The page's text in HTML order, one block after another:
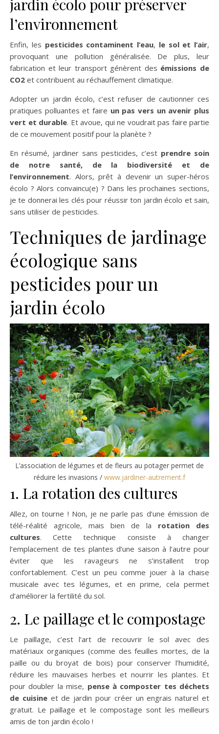
jardin écolo pour préserver
l’environnement
Enfin, les pesticides contaminent l’eau, le sol et l’air,
provoquant une pollution généralisée. De plus, leur
fabrication et leur transport génèrent des émissions de
CO2 et contribuent au réchauffement climatique.
Adopter un jardin écolo, c’est refuser de cautionner ces
pratiques polluantes et faire un pas vers un avenir plus
vert et durable. Et avoue, qui ne voudrait pas faire partie
de ce mouvement positif pour la planète ?
En résumé, jardiner sans pesticides, c’est prendre soin
de notre santé, de la biodiversité et de
l’environnement. Alors, prêt à devenir un super-héros
écolo ? Alors convaincu(e) ? Dans les prochaines sections,
je te donnerai les clés pour réussir ton jardin écolo et sain,
sans utiliser de pesticides.
Techniques de jardinage
écologique sans
pesticides pour un
jardin écolo
L’association de légumes et de fleurs au potager permet de
réduire les invasions / www.jardiner-autrement.f
1. La rotation des cultures
Allez, on tourne ! Non, je ne parle pas d’une émission de
télé-réalité agricole, mais bien de la rotation des
cultures. Cette technique consiste à changer
l’emplacement de tes plantes d’une saison à l’autre pour
éviter que les ravageurs ne s’installent trop
confortablement. C’est un peu comme jouer à la chaise
musicale avec tes légumes, et en prime, cela permet
d’améliorer la fertilité du sol.
2. Le paillage et le compostage
Le paillage, c’est l’art de recouvrir le sol avec des
matériaux organiques (comme des feuilles mortes, de la
paille ou du broyat de bois) pour conserver l’humidité,
réduire les mauvaises herbes et nourrir les plantes. Et
pour doubler la mise, pense à composter tes déchets
de cuisineet de jardin pour créer un engrais naturel et
gratuit. Le paillage et le compostage sont les meilleurs
amis de ton jardin écolo !